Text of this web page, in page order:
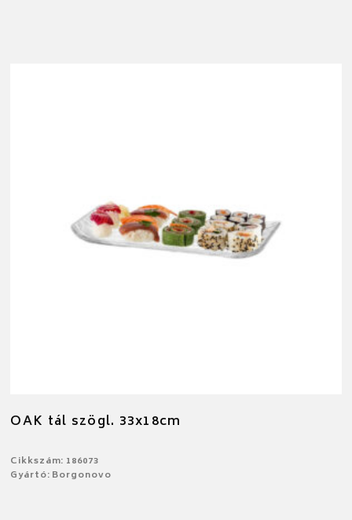
OAK tál szögl. 33x18cm
Cikkszám: 186073
Gyártó: Borgonovo